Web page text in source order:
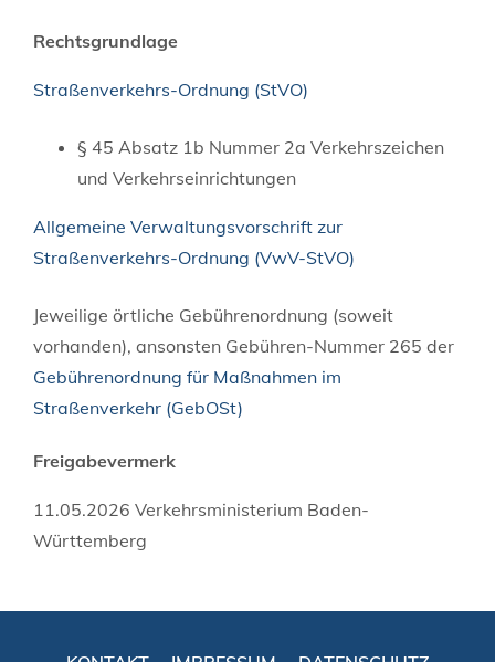
Rechtsgrundlage
Straßenverkehrs-Ordnung (StVO)
§ 45 Absatz 1b Nummer 2a Verkehrszeichen
und Verkehrseinrichtungen
Allgemeine Verwaltungsvorschrift zur
Straßenverkehrs-Ordnung (VwV-StVO)
Jeweilige örtliche Gebührenordnung (soweit
vorhanden), ansonsten Gebühren-Nummer 265 der
Gebührenordnung für Maßnahmen im
Straßenverkehr (GebOSt)
Freigabevermerk
11.05.2026 Verkehrsministerium Baden-
Württemberg